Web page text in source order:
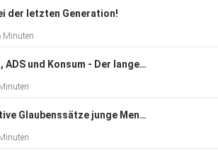
Diese Episode ist ein Weckruf.
Folge** [Simones Instagram:
walkingwithgiantsgermany/):
mit
episode/der-
der letzten Generation!
Minuten
Autismus, ADS und Konsum - Der lange Weg zu sich selbst!
Wie negative Glaubenssätze junge Menschen zerstören